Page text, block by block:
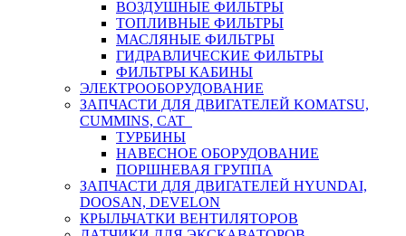
ВОЗДУШНЫЕ ФИЛЬТРЫ
ТОПЛИВНЫЕ ФИЛЬТРЫ
МАСЛЯНЫЕ ФИЛЬТРЫ
ГИДРАВЛИЧЕСКИЕ ФИЛЬТРЫ
ФИЛЬТРЫ КАБИНЫ
ЭЛЕКТРООБОРУДОВАНИЕ
ЗАПЧАСТИ ДЛЯ ДВИГАТЕЛЕЙ KOMATSU,
CUMMINS, CAT
ТУРБИНЫ
НАВЕСНОЕ ОБОРУДОВАНИЕ
ПОРШНЕВАЯ ГРУППА
ЗАПЧАСТИ ДЛЯ ДВИГАТЕЛЕЙ HYUNDAI,
DOOSAN, DEVELON
КРЫЛЬЧАТКИ ВЕНТИЛЯТОРОВ